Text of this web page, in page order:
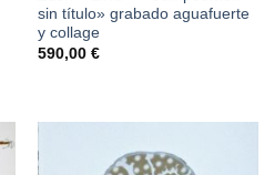
sin título» grabado aguafuerte
y collage
590,00 €